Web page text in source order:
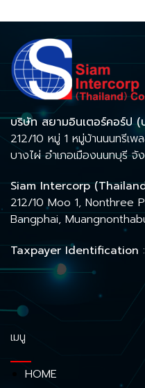
บริษัท สยามอินเตอร์คอร์ป (
212/10 หมู่ 1 หมู่บ้านนนทรีเ
บางไผ่ อำเภอเมืองนนทบุรี จั
Siam Intercorp
212/10 Moo 1, Nonthree
Bangphai,
Taxpayer Identification
เมนู
HOME